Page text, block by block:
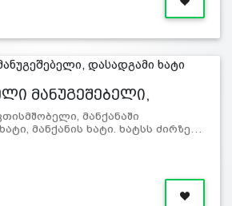
მანუგეშებელი,
მანქანაში
მანქანის ხატი. ხატსს ძირზე…